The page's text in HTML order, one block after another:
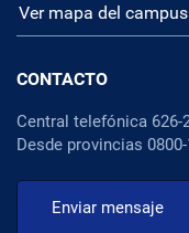
Ver mapa del campus
CONTACTO
Central telefónica 626-
Desde provincias
Enviar mensaje